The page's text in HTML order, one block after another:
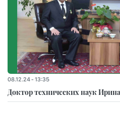
08.12.24 - 13:35
Доктор технических наук